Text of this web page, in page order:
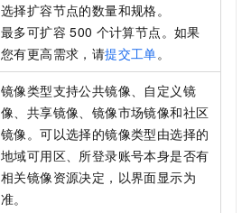
选择扩容节点的数量和规格。
最多可扩容 500 个计算节点。如果
您有更高需求，请提交工单。
镜像类型支持公共镜像、自定义镜
像、共享镜像、镜像市场镜像和社区
镜像。可以选择的镜像类型由选择的
地域可用区、所登录账号本身是否有
相关镜像资源决定，以界面显示为
准。